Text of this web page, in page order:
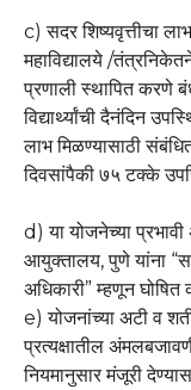
c) सदर शिष्यवृत्तीचा
महाविद्यालये /
प्रणाली स्थापित करणे
विद्यार्थ्यांची दैनंदिन
लाभ मिळण्यासाठी
दिवसांपैकी ७५ टक्के
d) या योजनेच्या
आयुक्तालय, पुणे यांना
अधिकारी” म्हणून
e) योजनांच्या अटी व
प्रत्यक्षातील
नियमानुसार मंजूरी